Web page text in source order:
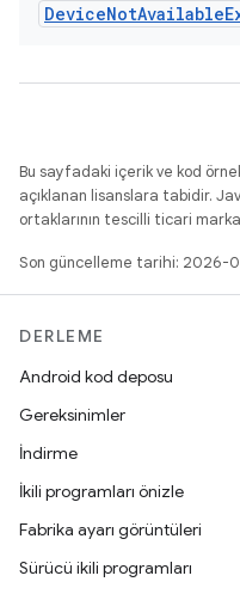
DeviceNotAvailable
Bu sayfadaki içerik ve kod
açıklanan lisanslara tabidir.
ortaklarının tescilli ticari
Son güncelleme tarihi: 2026-
DERLEME
Android kod deposu
Gereksinimler
İndirme
İkili programları önizle
Fabrika ayarı görüntüleri
Sürücü ikili programları